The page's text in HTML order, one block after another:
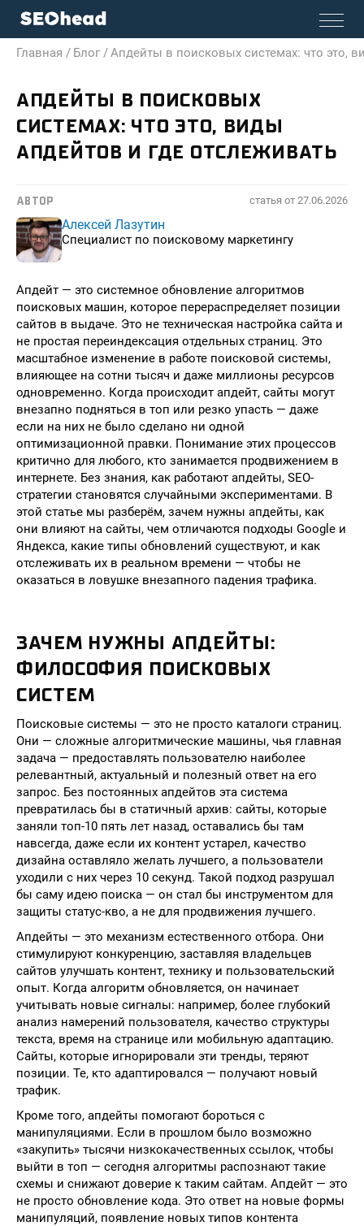
Главная / Блог /Апдейты в поисковых системах: что это,
АПДЕЙТЫ В ПОИСКОВЫХ
СИСТЕМАХ: ЧТО ЭТО, ВИДЫ
АПДЕЙТОВ И ГДЕ ОТСЛЕЖИВАТЬ
АВТОР статья от 27.06.2026
Алексей Лазутин
Специалист по поисковому маркетингу
Апдейт — это системное обновление алгоритмов
поисковых машин, которое перераспределяет позиции
сайтов в выдаче. Это не техническая настройка сайта и
не простая переиндексация отдельных страниц. Это
масштабное изменение в работе поисковой системы,
влияющее на сотни тысяч и даже миллионы ресурсов
одновременно. Когда происходит апдейт, сайты могут
внезапно подняться в топ или резко упасть — даже
если на них не было сделано ни одной
оптимизационной правки. Понимание этих процессов
критично для любого, кто занимается продвижением в
интернете. Без знания, как работают апдейты, SEO-
стратегии становятся случайными экспериментами. В
этой статье мы разберём, зачем нужны апдейты, как
они влияют на сайты, чем отличаются подходы Google и
Яндекса, какие типы обновлений существуют, и как
отслеживать их в реальном времени — чтобы не
оказаться в ловушке внезапного падения трафика.
ЗАЧЕМ НУЖНЫ АПДЕЙТЫ:
ФИЛОСОФИЯ ПОИСКОВЫХ
СИСТЕМ
Поисковые системы — это не просто каталоги страниц.
Они — сложные алгоритмические машины, чья главная
задача — предоставлять пользователю наиболее
релевантный, актуальный и полезный ответ на его
запрос. Без постоянных апдейтов эта система
превратилась бы в статичный архив: сайты, которые
заняли топ-10 пять лет назад, оставались бы там
навсегда, даже если их контент устарел, качество
дизайна оставляло желать лучшего, а пользователи
уходили с них через 10 секунд. Такой подход разрушал
бы саму идею поиска — он стал бы инструментом для
защиты статус-кво, а не для продвижения лучшего.
Апдейты — это механизм естественного отбора. Они
стимулируют конкуренцию, заставляя владельцев
сайтов улучшать контент, технику и пользовательский
опыт. Когда алгоритм обновляется, он начинает
учитывать новые сигналы: например, более глубокий
анализ намерений пользователя, качество структуры
текста, время на странице или мобильную адаптацию.
Сайты, которые игнорировали эти тренды, теряют
позиции. Те, кто адаптировался — получают новый
трафик.
Кроме того, апдейты помогают бороться с
манипуляциями. Если в прошлом было возможно
«закупить» тысячи низкокачественных ссылок, чтобы
выйти в топ — сегодня алгоритмы распознают такие
схемы и снижают доверие к таким сайтам. Апдейт — это
не просто обновление кода. Это ответ на новые формы
манипуляций, появление новых типов контента